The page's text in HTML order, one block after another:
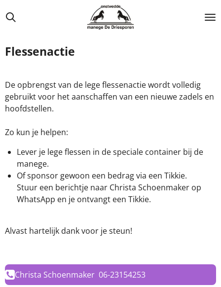
direct
de
hoofdinhoud
Flessenactie
De opbrengst van de lege flessenactie wordt volledig
gebruikt voor het aanschaffen van een nieuwe zadels en
hoofdstellen.
Zo kun je helpen:
Lever je lege flessen in de speciale container bij de
manege.
Of sponsor gewoon een bedrag via een Tikkie.
Stuur een berichtje naar Christa Schoenmaker op
WhatsApp en je ontvangt een Tikkie.
Alvast hartelijk dank voor je steun!
Christa Schoenmaker 06-23154253